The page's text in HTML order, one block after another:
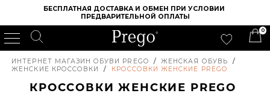
БЕСПЛАТНАЯ ДОСТАВКА И ОБМЕН ПРИ УСЛОВИИ
ПРЕДВАРИТЕЛЬНОЙ ОПЛАТЫ
0
ИНТЕРНЕТ МАГАЗИН ОБУВИ PREGO / ЖЕНСКАЯ ОБУВЬ
/
ЖЕНСКИЕ КРОССОВКИ
/ КРОССОВКИ ЖЕНСКИЕ PREGO
КРОССОВКИ ЖЕНСКИЕ PREGO